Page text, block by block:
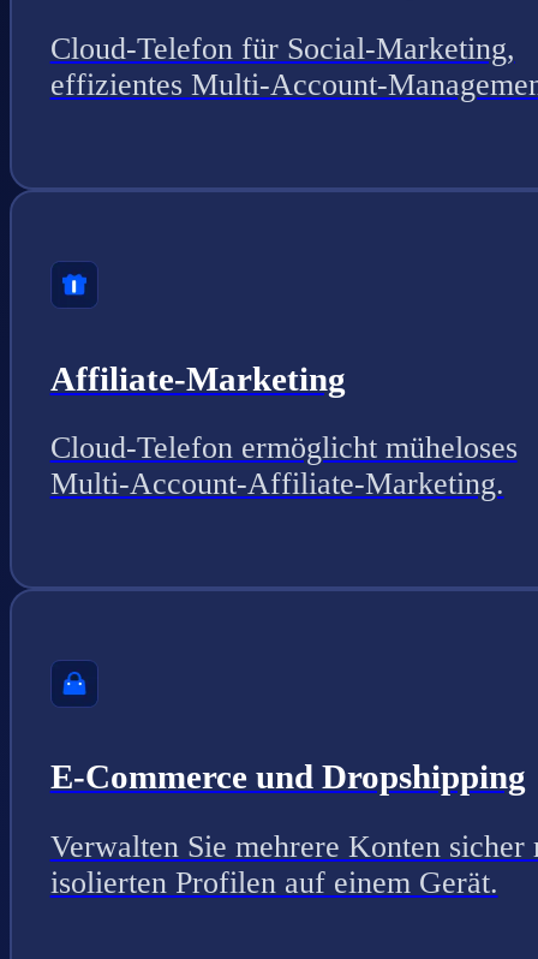
Cloud-Telefon für Social-Marketing,
effizientes Multi-Account-
Affiliate-Marketing
Cloud-Telefon ermöglicht müheloses
Multi-Account-Affiliate-Marketing.
E-Commerce und Dropshipping
Verwalten Sie mehrere Konten sicher
isolierten Profilen auf einem Gerät.